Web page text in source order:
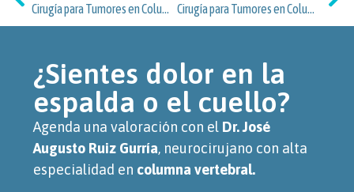
Cirugía para Tumores en Columna Vertebral en Lomas de Chapultepec, Miguel Hidalgo
Cirugía para Tumores en Columna Vertebral en Roma Norte y Cuauhtémoc, Ciudad de México
¿Sientes dolor en la
espalda o el cuello?
Agenda una valoración con el Dr. José
Augusto Ruiz Gurría, neurocirujano con alta
especialidad en columna vertebral.